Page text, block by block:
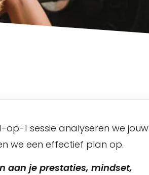
op-1 sessie analyseren we jouw
we een effectief plan op.
aan je prestaties, mindset,